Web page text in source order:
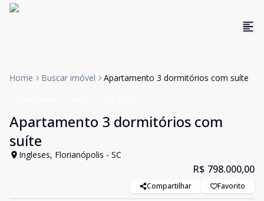
Home Buscar imóvel Apartamento 3 dormitórios com suíte
Apartamento 3 dormitórios com
suíte
Ingleses, Florianópolis - SC
R$ 798.000,00
Compartilhar Favorito